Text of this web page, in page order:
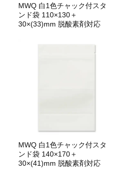
MWQ 白1色チャック付スタ
ンド袋 110×130＋
30×(33)mm 脱酸素剤対応
MWQ 白1色チャック付スタ
ンド袋 140×170＋
30×(41)mm 脱酸素剤対応